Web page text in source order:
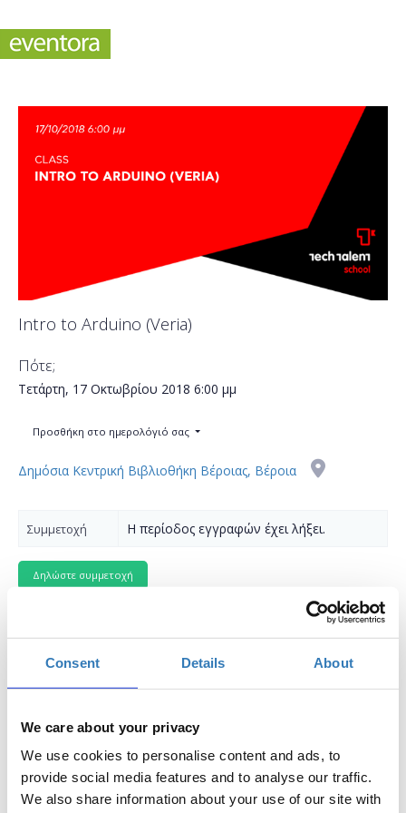
Consent Details About
We care about your privacy
We use cookies to personalise content and ads, to
provide social media features and to analyse our traffic.
We also share information about your use of our site with
Intro to Arduino (Veria)
Πότε;
Τετάρτη, 17 Οκτωβρίου 2018 6:00 μμ
Προσθήκη στο ημερολόγιό σας
Δημόσια Κεντρική Βιβλιοθήκη Βέροιας, Βέροια
Συμμετοχή Η περίοδος εγγραφών έχει λήξει.
Intro to arduino | Get to know how electronics work!
Ένα workshop στο οποίο οι συμμετέχοντες θα έχουν την
ευκαιρία μέσα από μία μικρή σύντομη εισαγωγή στην
αναπτυξιακή πλακέτα arduino uno (genuino) να